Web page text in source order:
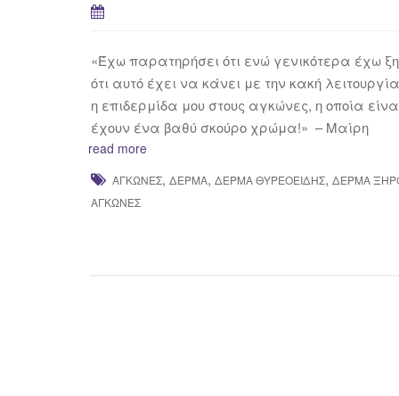
«Έχω παρατηρήσει ότι ενώ γενικότερα έχω
ότι αυτό έχει να κάνει με την κακή
η επιδερμίδα μου στους αγκώνες, η οποία
έχουν ένα βαθύ σκούρο χρώμα!» – Μαίρη
read more
ΑΓΚΏΝΕΣ, ΔΕΡΜΑ, ΔΈΡΜΑ ΘΥΡΕΟΕΙΔΉΣ, ΔΕΡΜΑ
ΑΓΚΏΝΕΣ